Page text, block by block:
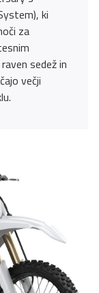
ki
za
sedež in
večji